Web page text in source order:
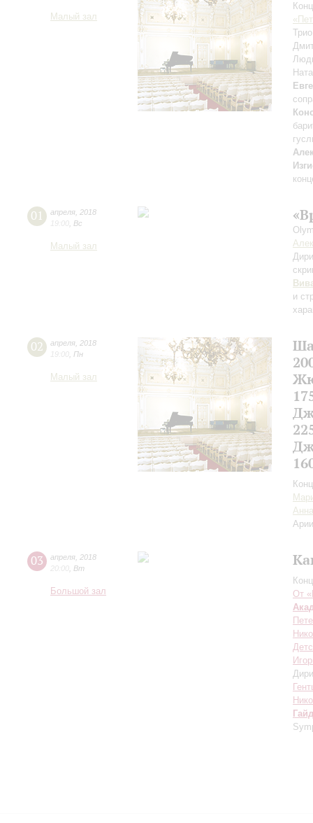
Малый зал
01 апреля 2018
19:00 Вс
Малый зал
и
02 апреля 2018
19:00 Пн
Малый зал
03 апреля 2018
20:00 Вт
Большой зал
От